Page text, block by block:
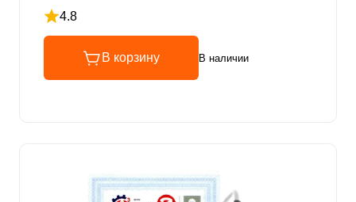
4.8
Рейтинг 4.8 из 5
В корзину В наличии